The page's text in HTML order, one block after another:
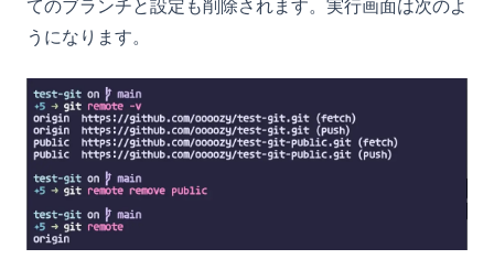
てのブランチと設定も削除されます。実行画面は次のよ
うになります。